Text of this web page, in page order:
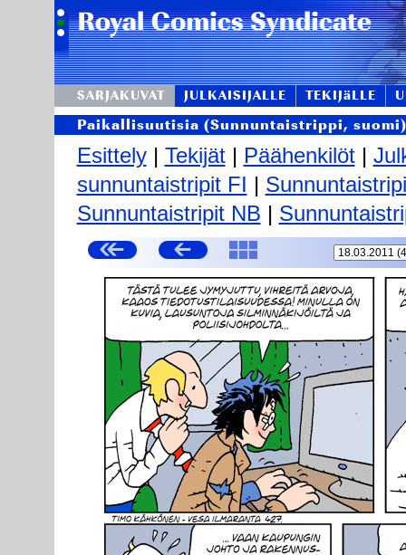
SARJAKUVAT JULKAISIJALLE TEKIJäLLE
Paikallisuutisia (Sunnuntaistrippi, suomi)
Esittely| Tekijät| Päähenkilöt|
sunnuntaistripit FI |
Sunnuntaistripit NB |